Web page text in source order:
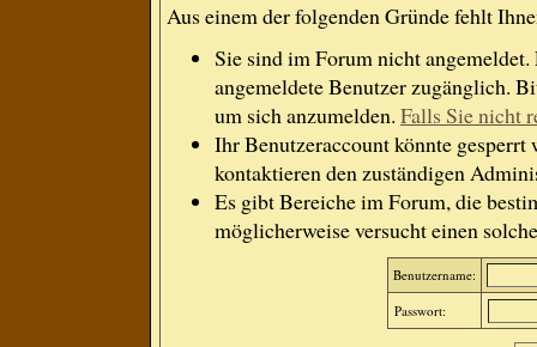
Aus einem der folgenden Gründe fehlt
Sie sind im Forum nicht
angemeldete Benutzer zugänglich.
um sich anzumelden. Falls Sie nicht
Ihr Benutzeraccount könnte gesperrt
kontaktieren den zuständigen
Es gibt Bereiche im Forum, die
möglicherweise versucht einen
Benutzername:
Passwort: